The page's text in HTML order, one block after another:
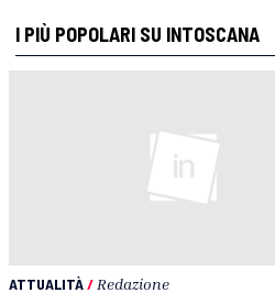
I PIÙ POPOLARI SU INTOSCANA
ATTUALITÀ/ Redazione